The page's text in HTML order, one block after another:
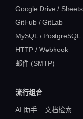
Google Drive / Sheets
GitHub / GitLab
MySQL / PostgreSQL
HTTP / Webhook
邮件 (SMTP)
流行组合
AI 助手 + 文档检索